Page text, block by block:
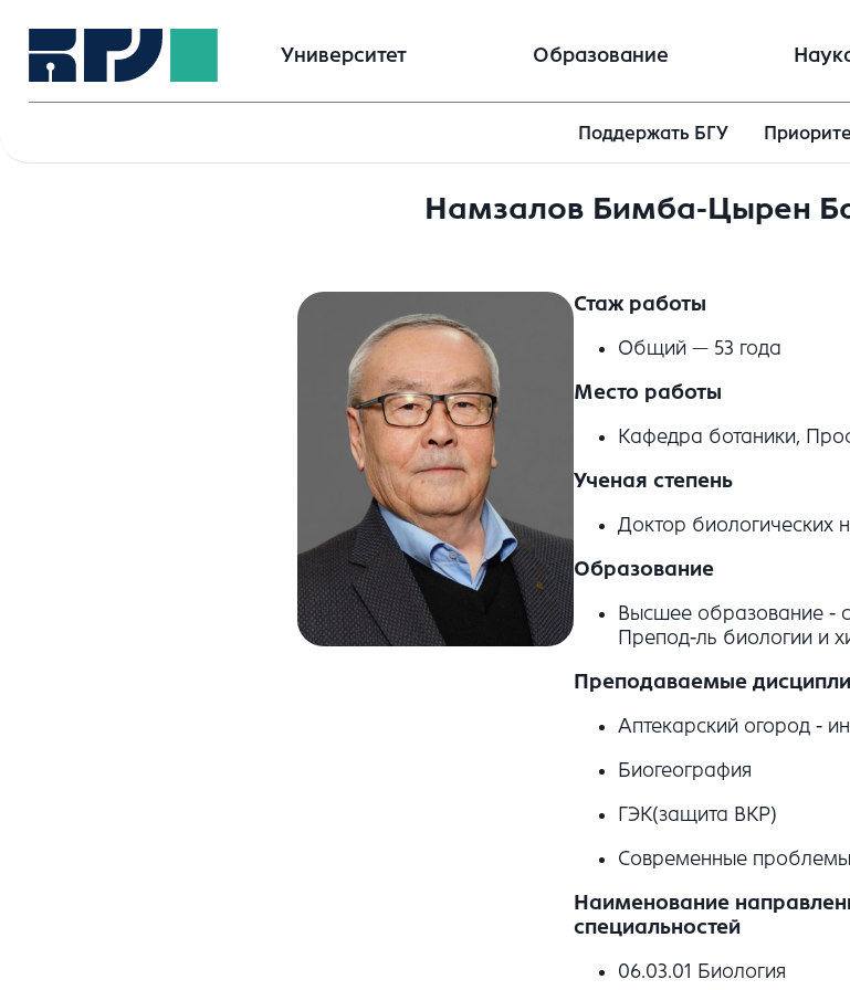
Университет Образование
Поддержать БГУ
Намзалов Бимба-Цырен
Стаж работы
Общий — 53 года
Место работы
Кафедра ботаники,
Ученая степень
Доктор биологических
Образование
Высшее образование -
Препод-ль биологии и
Преподаваемые
Аптекарский огород -
Биогеография
ГЭК(защита ВКР)
Современные
Наименование
специальностей
06.03.01 Биология